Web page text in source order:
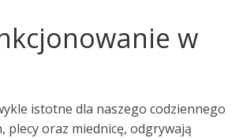
w
istotne dla naszego codziennego
oraz miednicę, odgrywają